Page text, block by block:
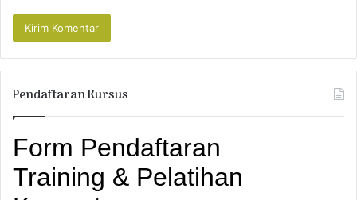
Pendaftaran Kursus